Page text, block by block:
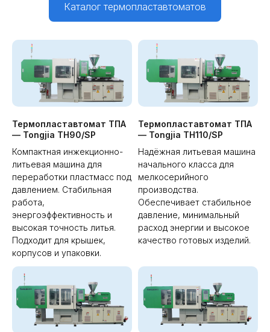
Каталог термопластавтоматов
Термопластавтомат ТПА
— Tongjia TH90/SP
Компактная инжекционно-
литьевая машина для
переработки пластмасс под
давлением. Стабильная
работа,
энергоэффективность и
высокая точность литья.
Подходит для крышек,
корпусов и упаковки.
Термопластавтомат ТПА
— Tongjia TH110/SP
Надёжная литьевая машина
начального класса для
мелкосерийного
производства.
Обеспечивает стабильное
давление, минимальный
расход энергии и высокое
качество готовых изделий.